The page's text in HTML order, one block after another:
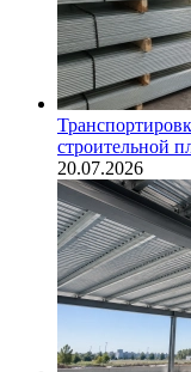
строительной
20.07.2026